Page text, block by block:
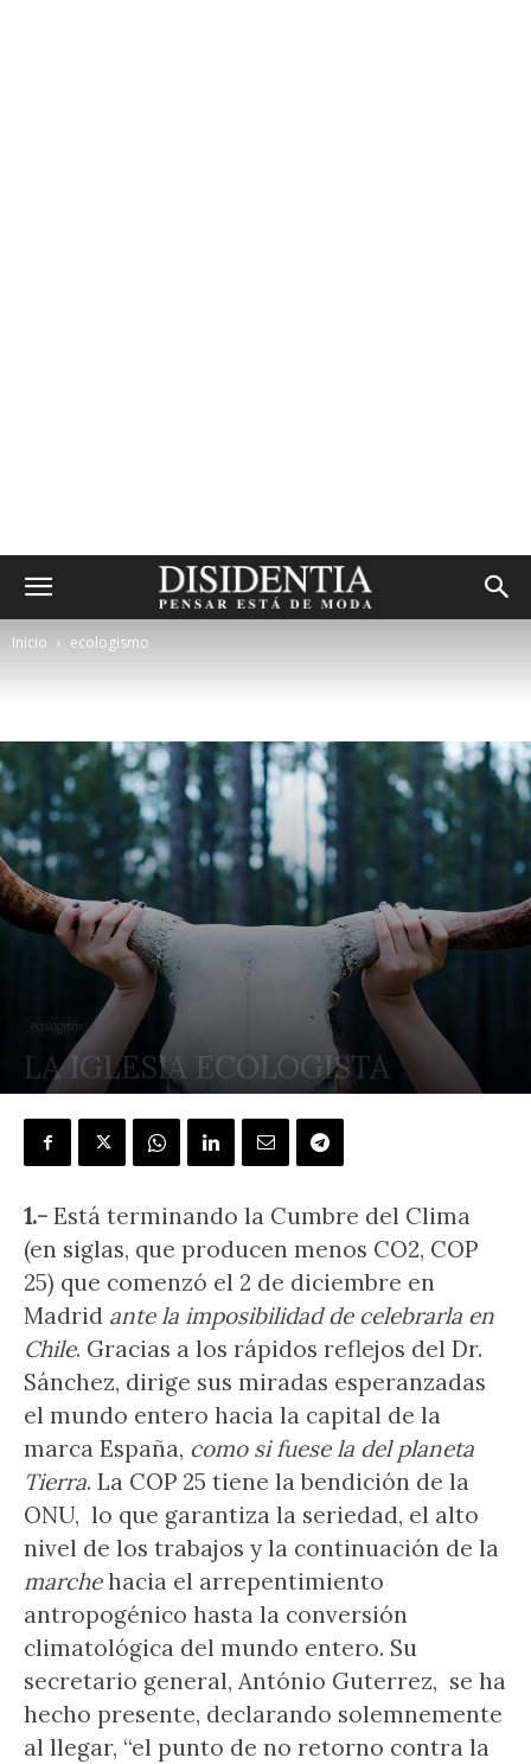
Inicio ecologismo
ecologismo
LA IGLESIA ECOLOGISTA
1.- Está terminando la Cumbre del Clima
(en siglas, que producen menos CO2, COP
25) que comenzó el 2 de diciembre en
Madrid ante la imposibilidad de celebrarla en
Chile. Gracias a los rápidos reflejos del Dr.
Sánchez, dirige sus miradas esperanzadas
el mundo entero hacia la capital de la
marca España, como si fuese la del planeta
Tierra. La COP 25 tiene la bendición de la
ONU, lo que garantiza la seriedad, el alto
nivel de los trabajos y la continuación de la
marchehacia el arrepentimiento
antropogénico hasta la conversión
climatológica del mundo entero. Su
secretario general, António Guterrez, se ha
hecho presente, declarando solemnemente
al llegar, “el punto de no retorno contra la